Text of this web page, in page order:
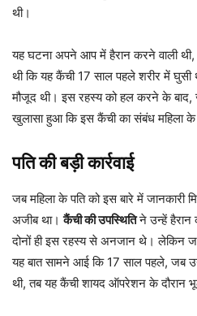
थी।
यह घटना अपने आप में हैरान करने वाली
थी कि यह कैंची 17 साल पहले शरीर में
मौजूद थी। इस रहस्य को हल करने के
खुलासा हुआ कि इस कैंची का संबंध महिला के
पति की बड़ी कार्रवाई
जब महिला के पति को इस बारे में जानकारी
अजीब था।कैंची की उपस्थितिने उन्हें हैरान
दोनों ही इस रहस्य से अनजान थे। लेकिन
यह बात सामने आई कि 17 साल पहले, जब
थी, तब यह कैंची शायद ऑपरेशन के दौरान